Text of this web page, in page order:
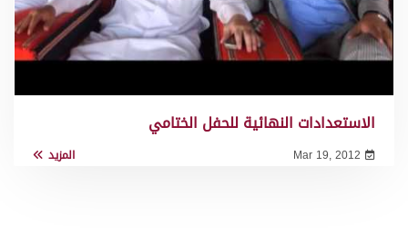
الاستعدادات النهائية للحفل الختامي
Mar 19, 2012 المزيد